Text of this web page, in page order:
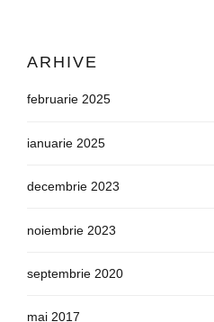
ARHIVE
februarie 2025
ianuarie 2025
decembrie 2023
noiembrie 2023
septembrie 2020
mai 2017